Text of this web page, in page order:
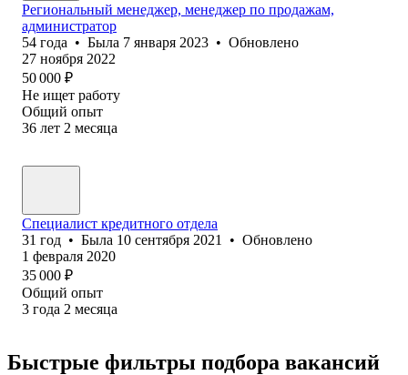
Региональный менеджер, менеджер по продажам,
администратор
54 года • Была 7 января 2023 • Обновлено
27 ноября 2022
50 000 ₽
Не ищет работу
Общий опыт
36 лет 2 месяца
Специалист кредитного отдела
31 год • Была 10 сентября 2021 • Обновлено
1 февраля 2020
35 000 ₽
Общий опыт
3 года 2 месяца
Быстрые фильтры подбора вакансий